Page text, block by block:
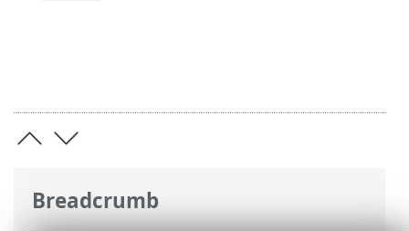
Breadcrumb